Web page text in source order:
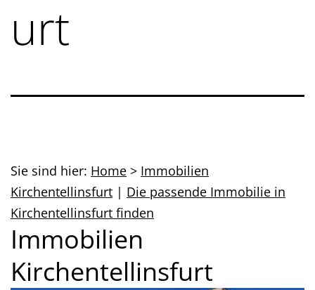
urt
Sie sind hier: Home > Immobilien
Kirchentellinsfurt | Die passende Immobilie in
Kirchentellinsfurt finden
Immobilien
Kirchentellinsfurt